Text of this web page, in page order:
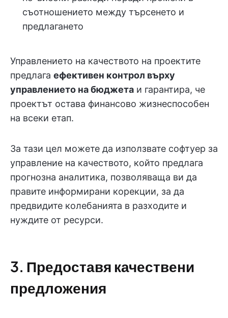
съотношението между търсенето и
предлагането
Управлението на качеството на проектите
предлага ефективен контрол върху
управлението на бюджета и гарантира, че
проектът остава финансово жизнеспособен
на всеки етап.
За тази цел можете да използвате софтуер за
управление на качеството, който предлага
прогнозна аналитика, позволяваща ви да
правите информирани корекции, за да
предвидите колебанията в разходите и
нуждите от ресурси.
3. Предоставя качествени
предложения